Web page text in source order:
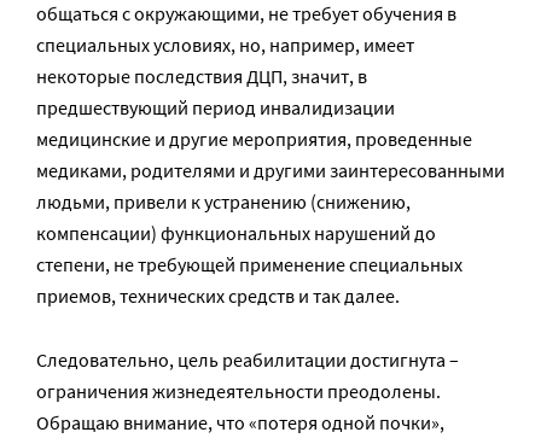
общаться с окружающими, не требует обучения в
специальных условиях, но, например, имеет
некоторые последствия ДЦП, значит, в
предшествующий период инвалидизации
медицинские и другие мероприятия, проведенные
медиками, родителями и другими заинтересованными
людьми, привели к устранению (снижению,
компенсации) функциональных нарушений до
степени, не требующей применение специальных
приемов, технических средств и так далее.
Следовательно, цель реабилитации достигнута –
ограничения жизнедеятельности преодолены.
Обращаю внимание, что «потеря одной почки»,